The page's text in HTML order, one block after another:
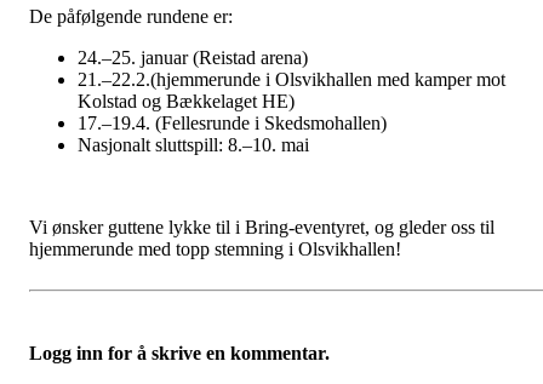
De påfølgende rundene er:
24.–25. januar (Reistad arena)
21.–22.2.(hjemmerunde i Olsvikhallen med kamper mot
Kolstad og Bækkelaget HE)
17.–19.4. (Fellesrunde i Skedsmohallen)
Nasjonalt sluttspill: 8.–10. mai
Vi ønsker guttene lykke til i Bring-eventyret, og gleder oss til
hjemmerunde med topp stemning i Olsvikhallen!
Logg inn for å skrive en kommentar.